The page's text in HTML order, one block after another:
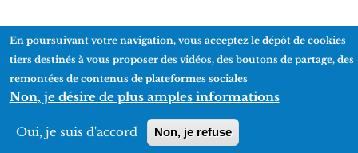
En poursuivant votre navigation, vous acceptez le dépôt de cookies
tiers destinés à vous proposer des vidéos, des boutons de partage, des
remontées de contenus de plateformes sociales
Non, je désire de plus amples informations
Oui, je suis d'accord Non, je refuse